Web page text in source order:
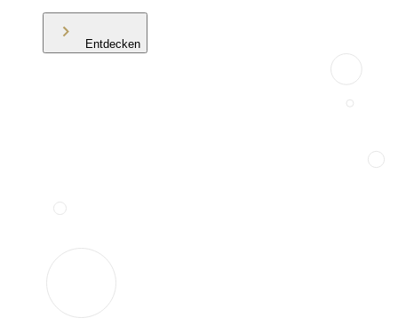
Entdecken